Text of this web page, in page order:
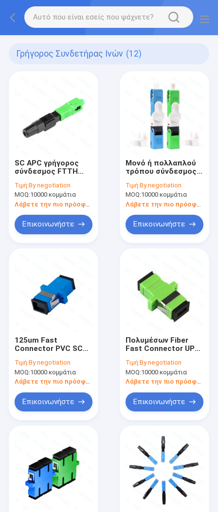
Γρήγορος Συνδετήρας Ινών (12)
SC APC γρήγορος
σύνδεσμος FTTH
οπτικών ινών
γρήγορος σύνδεσμος
Τιμή:By negotiation
MOQ:10000 κομμάτια
Λάβετε την πιο πρόσφατη τιμή
Επικοινωνήστε
Μονό ή πολλαπλού
τρόπου σύνδεσμος
ινών SC UPC APC
σύνδεσμος ταχείας
σύνδεσης ινών
οπτικής
Τιμή:By negotiation
MOQ:10000 κομμάτια
Επικοινωνήστε
125um Fast
Connector PVC SC
απώλεια εισαγωγής
Τιμή:By negotiation
MOQ:10000 κομμάτια
Λάβετε την πιο πρόσφατη τιμή
Επικοινωνήστε
Πολυμέσων Fiber
Fast Connector UPC
απώλεια
επιστροφής
Τιμή:By negotiation
MOQ:10000 κομμάτια
Επικοινωνήστε